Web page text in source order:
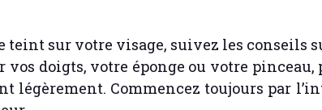
teint sur votre visage, suivez les conseils
vos doigts, votre éponge ou votre
légèrement. Commencez toujours par